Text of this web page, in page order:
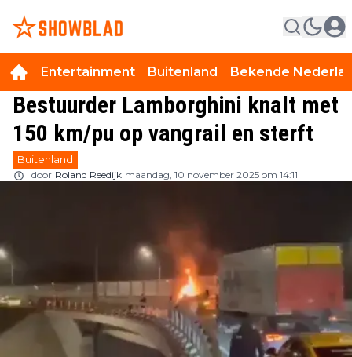
Entertainment Buitenland Bekende
Bestuurder Lamborghini knalt met
150 km/pu op vangrail en sterft
Buitenland
door Roland Reedijk maandag, 10 november 2025 om 14:11